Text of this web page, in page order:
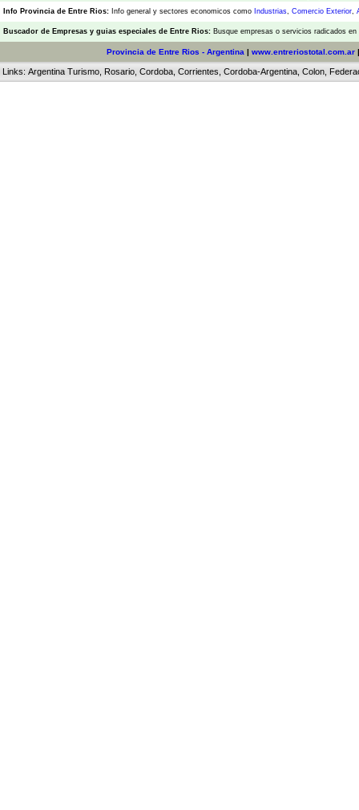
Info Provincia de Entre Rios: Info general y sectores economicos como Industrias, Comercio Exterior,
Buscador de Empresas y guias especiales de Entre Rios: Busque empresas o servicios radicados
Provincia de Entre Rios - Argentina | www.entreriostotal.com.ar
Links: Argentina Turismo Rosario Cordoba Corrientes Cordoba-Argentina Colon